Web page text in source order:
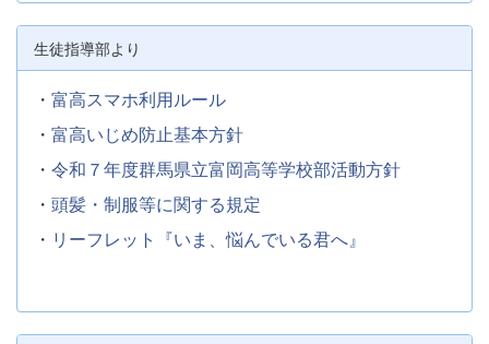
生徒指導部より
・ 富高スマホ利用ルール
・ 富高いじめ防止基本方針
・ 令和７年度群馬県立富岡高等学校部活動方針
・ 頭髪・制服等に関する規定
・ リーフレット『いま、悩んでいる君へ』